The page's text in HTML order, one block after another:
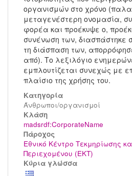
οργανισμών στο χρόνο
μεταγενέστερη ονομασία,
φορέα και προέκυψε ο,
συνένωση των, διασπάστηκε
τη διάσπαση των,
από). Το λεξιλόγιο
εμπλουτίζεται συνεχώς με
πλαίσιο της χρήσης του.
Κατηγορία
Άνθρωποι/οργανισμοί
Kλάση
madsrdf:CorporateName
Πάροχος
Εθνικό Κέντρο Τεκμηρίωσης
Περιεχομένου (ΕΚΤ)
Κύρια γλώσσα